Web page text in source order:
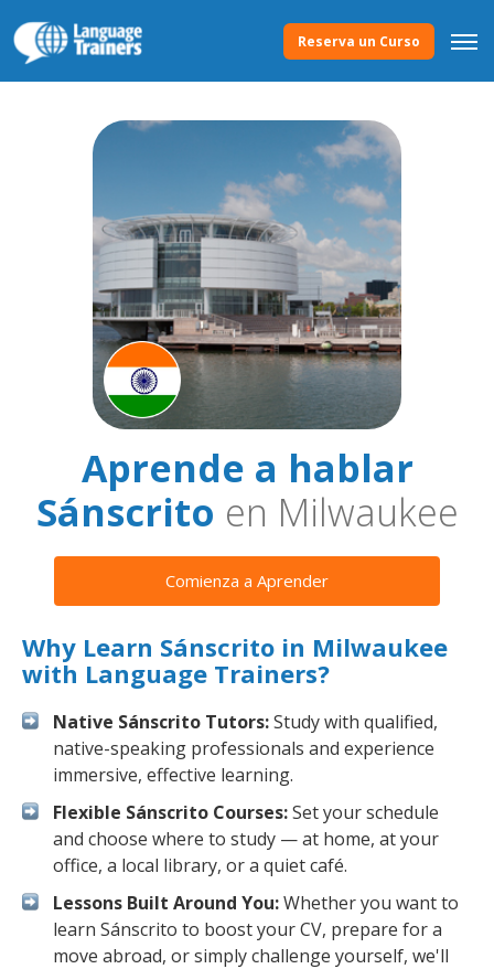
Reserva un Curso
Aprende a hablar
Sánscrito en Milwaukee
Comienza a Aprender
Why Learn Sánscrito in Milwaukee
with Language Trainers?
Native Sánscrito Tutors:Study with qualified,
native-speaking professionals and experience
immersive, effective learning.
Flexible Sánscrito Courses:Set your schedule
and choose where to study — at home, at your
office, a local library, or a quiet café.
Lessons Built Around You:Whether you want to
learn Sánscrito to boost your CV, prepare for a
move abroad, or simply challenge yourself, we'll